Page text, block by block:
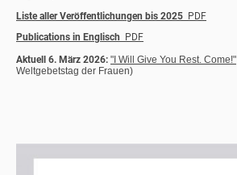
Liste aller Veröffentlichungen bis 2025 PDF
Publications in Englisch
PDF
Aktuell 6. März 2026: "I Will Give You Rest. Come!"
Weltgebetstag der Frauen)